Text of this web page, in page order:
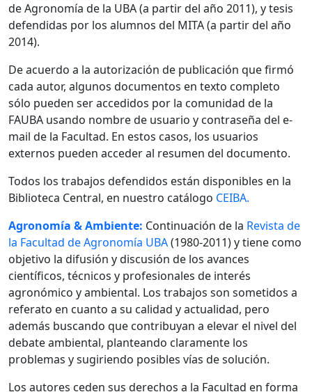
de Agronomía de la UBA (a partir del año 2011), y tesis
defendidas por los alumnos del MITA (a partir del año
2014).
De acuerdo a la autorización de publicación que firmó
cada autor, algunos documentos en texto completo
sólo pueden ser accedidos por la comunidad de la
FAUBA usando nombre de usuario y contraseña del e-
mail de la Facultad. En estos casos, los usuarios
externos pueden acceder al resumen del documento.
Todos los trabajos defendidos están disponibles en la
Biblioteca Central, en nuestro catálogo CEIBA.
Agronomía & Ambiente: Continuación de la Revista de
la Facultad de Agronomía UBA(1980-2011) y tiene como
objetivo la difusión y discusión de los avances
científicos, técnicos y profesionales de interés
agronómico y ambiental. Los trabajos son sometidos a
referato en cuanto a su calidad y actualidad, pero
además buscando que contribuyan a elevar el nivel del
debate ambiental, planteando claramente los
problemas y sugiriendo posibles vías de solución.
Los autores ceden sus derechos a la Facultad en forma